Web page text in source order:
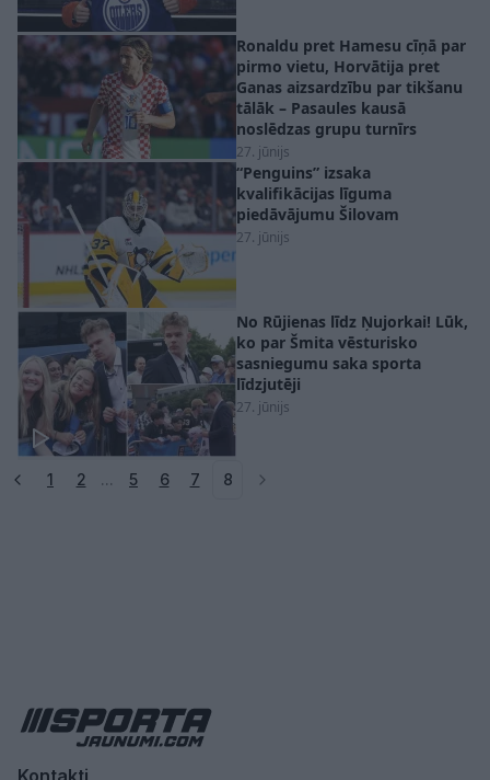
Ronaldu pret Hamesu cīņā par
pirmo vietu, Horvātija pret
Ganas aizsardzību par tikšanu
tālāk – Pasaules kausā
noslēdzas grupu turnīrs
27. jūnijs
“Penguins” izsaka
kvalifikācijas līguma
piedāvājumu Šilovam
27. jūnijs
No Rūjienas līdz Ņujorkai! Lūk,
ko par Šmita vēsturisko
sasniegumu saka sporta
līdzjutēji
27. jūnijs
1 2 ... 5 6 7 8